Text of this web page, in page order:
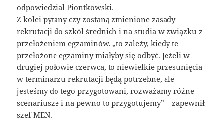
odpowiedział Piontkowski.
Z kolei pytany czy zostaną zmienione zasady
rekrutacji do szkół średnich i na studia w związku z
przełożeniem egzaminów. „to zależy, kiedy te
przełożone egzaminy miałyby się odbyć. Jeżeli w
drugiej połowie czerwca, to niewielkie przesunięcia
w terminarzu rekrutacji będą potrzebne, ale
jesteśmy do tego przygotowani, rozważamy różne
scenariusze i na pewno to przygotujemy” – zapewnił
szef MEN.